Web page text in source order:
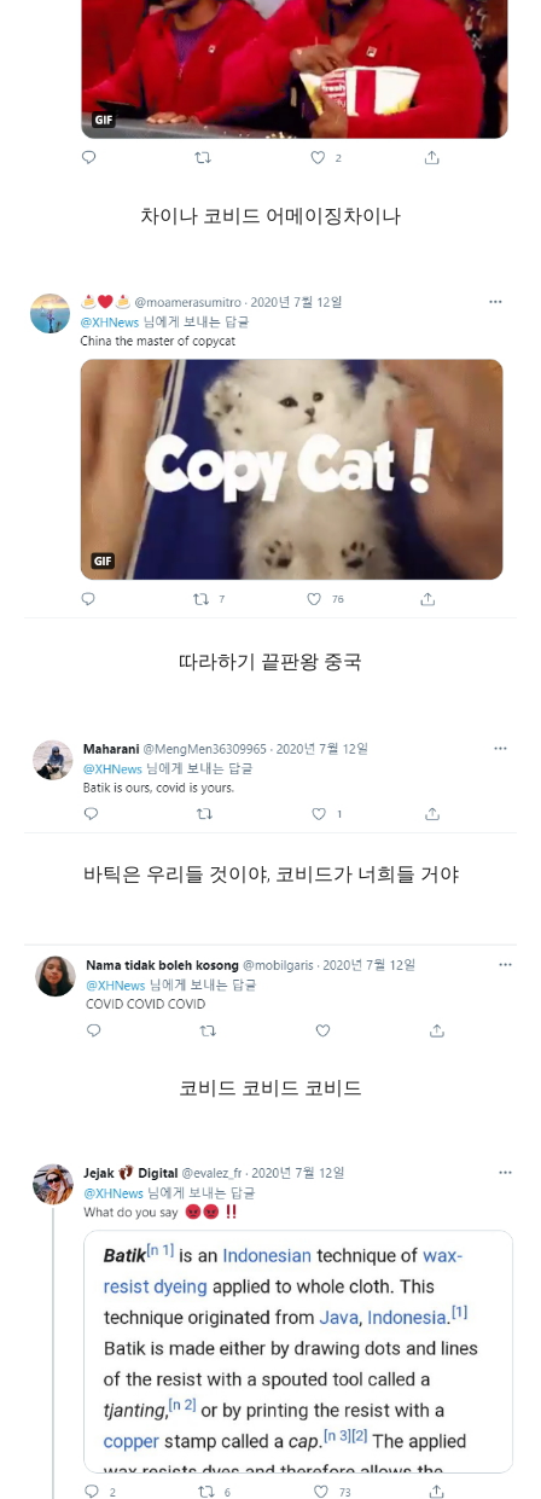
차이나 코비드 어메이징차이나
따라하기 끝판왕 중국
바틱은 우리들 것이야, 코비드가 너희들 거야
코비드 코비드 코비드